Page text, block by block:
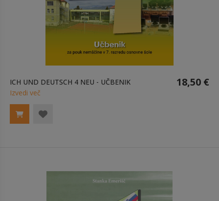
ICH UND DEUTSCH 4 NEU - UČBENIK 18,50 €
Izvedi več